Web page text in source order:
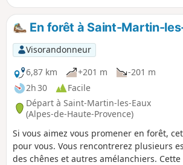
En forêt à Saint-Martin-
Visorandonneur
6,87 km
+201 m
-201 m
2h 30
Facile
Départ à Saint-Martin-les-Eaux
(Alpes-de-Haute-Provence)
Si vous aimez vous promener en forêt,
pour vous. Vous rencontrerez plusieurs
des chênes et autres amélanchiers.